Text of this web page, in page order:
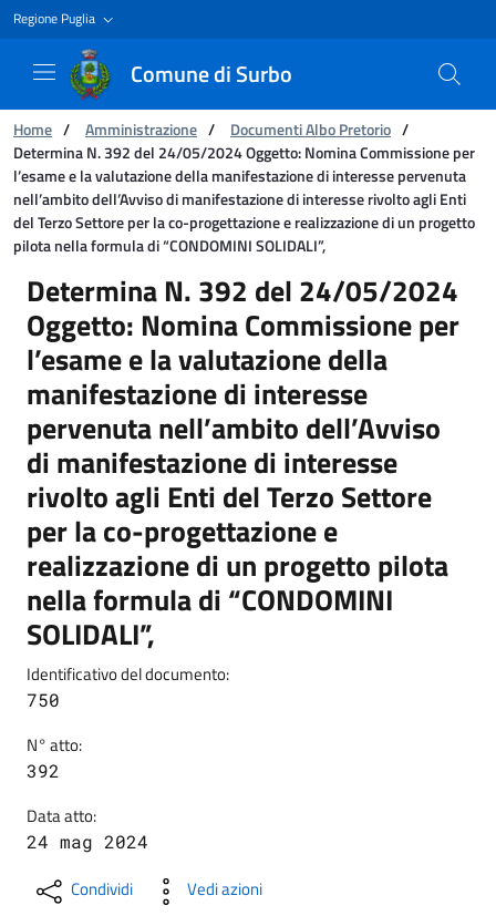
Regione Puglia
Comune di Surbo
Ti trovi in:
Home / Amministrazione / Documenti Albo Pretorio /
Determina N. 392 del 24/05/2024 Oggetto: Nomina Commissione per
l’esame e la valutazione della manifestazione di interesse pervenuta
nell’ambito dell’Avviso di manifestazione di interesse rivolto agli Enti
del Terzo Settore per la co-progettazione e realizzazione di un progetto
pilota nella formula di “CONDOMINI SOLIDALI”,
Determina N. 392 del 24/05/2024 Oggetto:
Determina N. 392 del 24/05/2024
Oggetto: Nomina Commissione per
l’esame e la valutazione della
manifestazione di interesse
pervenuta nell’ambito dell’Avviso
di manifestazione di interesse
rivolto agli Enti del Terzo Settore
per la co-progettazione e
realizzazione di un progetto pilota
nella formula di “CONDOMINI
SOLIDALI”,
Identificativo del documento:
750
N° atto:
392
Data atto:
24 mag 2024
Condividi Vedi azioni